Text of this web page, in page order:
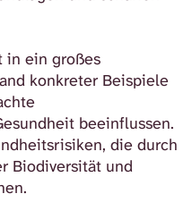
in ein großes
konkreter Beispiele
beeinflussen.
die durch
Biodiversität und